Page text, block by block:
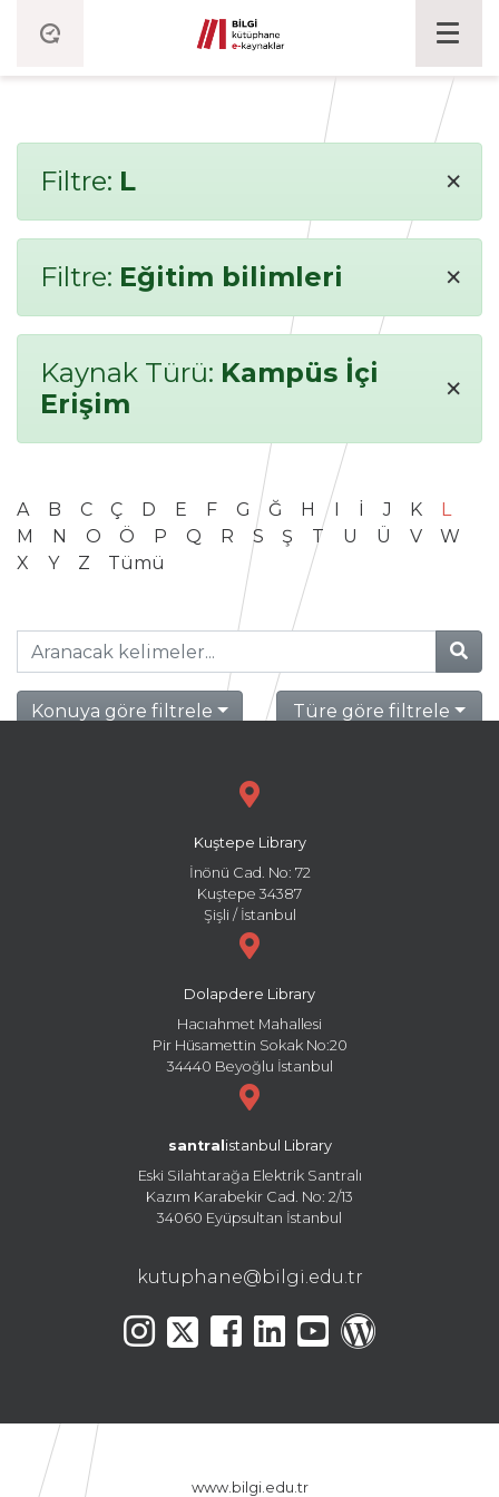
Filtre: L ×
Filtre: Eğitim bilimleri ×
Kaynak Türü: Kampüs İçi
Erişim
×
A B C Ç D E F G Ğ H I İ J K
L
M
N O Ö P Q R S Ş T U Ü V
W
X
Y Z Tümü
Konuya göre filtrele Türe göre filtrele
Kuştepe Library
İnönü Cad. No: 72
Kuştepe 34387
Şişli / İstanbul
Dolapdere Library
Hacıahmet Mahallesi
Pir Hüsamettin Sokak No:20
34440 Beyoğlu İstanbul
santral istanbul Library
Eski Silahtarağa Elektrik Santralı
Kazım Karabekir Cad. No: 2/13
34060 Eyüpsultan İstanbul
kutuphane@bilgi.edu.tr
www.bilgi.edu.tr